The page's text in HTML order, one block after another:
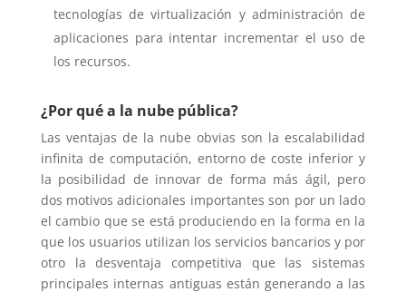
tecnologías de virtualización y administración de
aplicaciones para intentar incrementar el uso de
los recursos.
¿Por qué a la nube pública?
Las ventajas de la nube obvias son la escalabilidad
infinita de computación, entorno de coste inferior y
la posibilidad de innovar de forma más ágil, pero
dos motivos adicionales importantes son por un lado
el cambio que se está produciendo en la forma en la
que los usuarios utilizan los servicios bancarios y por
otro la desventaja competitiva que las sistemas
principales internas antiguas están generando a las